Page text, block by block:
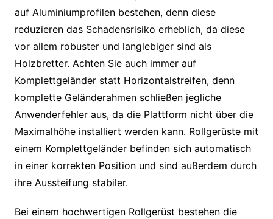
auf Aluminiumprofilen bestehen, denn diese
reduzieren das Schadensrisiko erheblich, da diese
vor allem robuster und langlebiger sind als
Holzbretter. Achten Sie auch immer auf
Komplettgeländer statt Horizontalstreifen, denn
komplette Geländerahmen schließen jegliche
Anwenderfehler aus, da die Plattform nicht über die
Maximalhöhe installiert werden kann. Rollgerüste mit
einem Komplettgeländer befinden sich automatisch
in einer korrekten Position und sind außerdem durch
ihre Aussteifung stabiler.
Bei einem hochwertigen Rollgerüst bestehen die